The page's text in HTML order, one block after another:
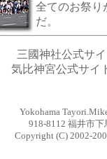
全てのお祭り
だ。
三國神社公式サ
気比神宮公式サ
Yokohama
918-8112 福井市
Copyright (C) 2002-